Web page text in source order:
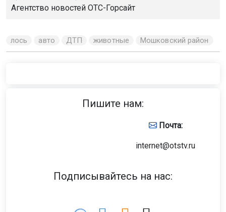
Агентство новостей ОТС-Горсайт
лось авто ДТП животные Мошковский район
Пишите нам:
Почта:
internet@otstv.ru
Подписывайтесь на нас: